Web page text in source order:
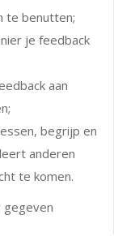
te benutten;
je feedback
aan
begrijp en
anderen
te komen.
gegeven